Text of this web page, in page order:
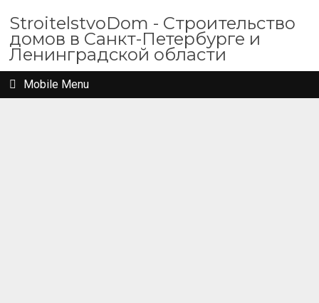
StroitelstvoDom - Строительство
домов в Санкт-Петербурге и
Ленинградской области
Mobile Menu